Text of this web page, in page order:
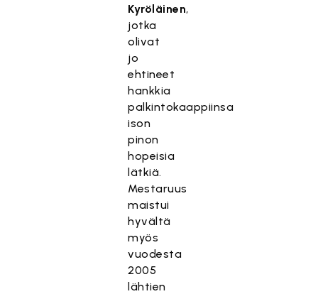
Kyröläinen,
jotka
olivat
jo
ehtineet
hankkia
palkintokaappiinsa
ison
pinon
hopeisia
lätkiä.
Mestaruus
maistui
hyvältä
myös
vuodesta
2005
lähtien